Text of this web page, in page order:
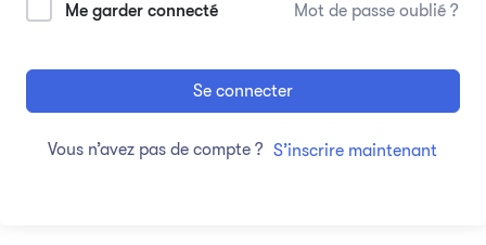
Me garder connecté Mot de passe oublié ?
Se connecter
Vous n’avez pas de compte ? S’inscrire maintenant